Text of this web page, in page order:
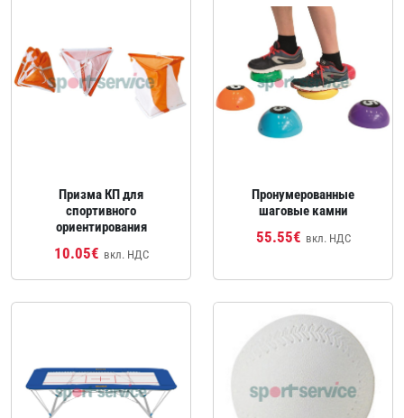
Призма КП для
спортивного
ориентирования
10.05€ вкл. НДС
Пронумерованные
шаговые камни
55.55€ вкл. НДС